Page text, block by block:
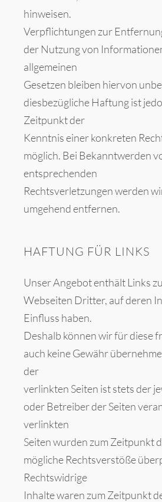
hinweisen.
Verpflichtungen zur
der Nutzung von
allgemeinen
Gesetzen bleiben hiervon
diesbezügliche Haftung ist
Zeitpunkt der
Kenntnis einer konkreten
möglich. Bei Bekanntwerden
entsprechenden
Rechtsverletzungen werden
umgehend entfernen.
HAFTUNG FÜR LINKS
Unser Angebot enthält Links
Webseiten Dritter, auf deren
Einfluss haben.
Deshalb können wir für diese
auch keine Gewähr
der
verlinkten Seiten ist stets der
oder Betreiber der Seiten
verlinkten
Seiten wurden zum Zeitpunkt
mögliche Rechtsverstöße
Rechtswidrige
Inhalte waren zum Zeitpunkt